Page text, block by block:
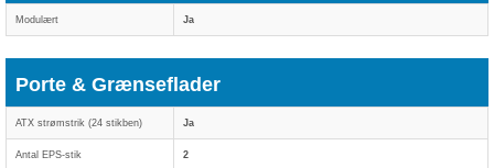
Modulært Ja
Porte & Grænseflader
ATX strømstrik (24 stikben) Ja
Antal EPS-stik 2